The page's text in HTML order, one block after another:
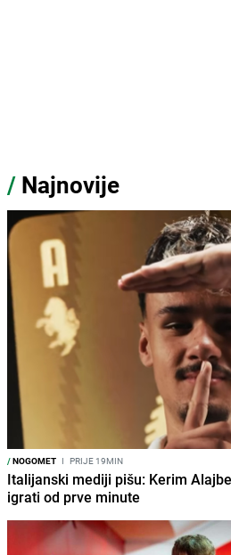
/ Najnovije
/NOGOMET I PRIJE 19MIN
Italijanski mediji pišu: Kerim
igrati od prve minute